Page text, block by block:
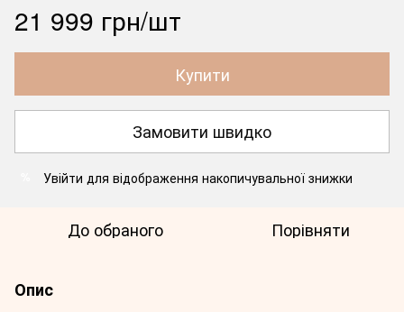
21 999 грн/шт
Купити
Замовити швидко
Увійти для відображення накопичувальної знижки
До обраного Порівняти
Опис